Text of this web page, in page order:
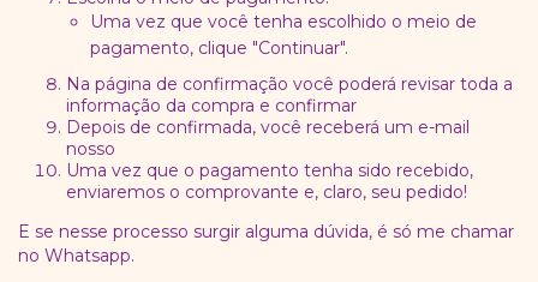
Uma vez que você tenha escolhido o meio de
pagamento, clique "Continuar".
Na página de confirmação você poderá revisar toda a
informação da compra e confirmar
Depois de confirmada, você receberá um e-mail
nosso
Uma vez que o pagamento tenha sido recebido,
enviaremos o comprovante e, claro, seu pedido!
E se nesse processo surgir alguma dúvida, é só me chamar
no Whatsapp.